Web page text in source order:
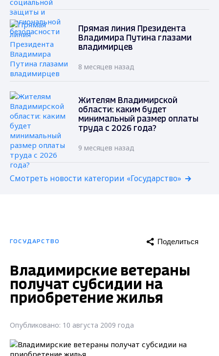
Прямая линия Президента
Владимира Путина глазами
владимирцев
8 месяцев назад
Жителям Владимирской
области: каким будет
минимальный размер оплаты
труда с 2026 года?
9 месяцев назад
Смотреть новости категории «Государство»
ГОСУДАРСТВО Поделиться
Владимирские ветераны
получат субсидии на
приобретение жилья
Опубликовано: 10 августа 2009 года